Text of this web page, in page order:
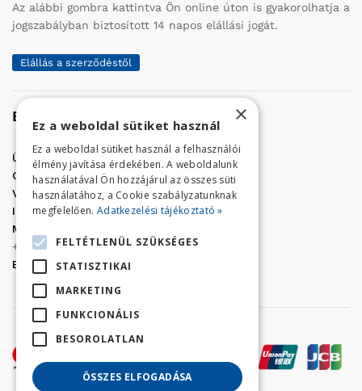
Az alábbi gombra kattintva Ön online úton is gyakorolhatja a
jogszabályban biztosított 14 napos elállási jogát.
Elállás a szerződéstől
Elérhetőség
Üzletünk címe:
Szolnok, Vércse út 17.
Golf Center Áruház:06 (56) 423-324
VÁR-Kert Áruház: 06 (56) 429-771
Iroda:06 (56) 421-857
Megrendelés, termék információ:
+36 (70) 938-3356
E-mail:
golfaruhaz@gmail.com
×
Ez a weboldal sütiket használ
Ez a weboldal sütiket használ a felhasználói
élmény javítása érdekében. A weboldalunk
használatával Ön hozzájárul az összes süti
használatához, a Cookie szabályzatunknak
megfelelően. Adatkezelési tájékoztató »
FELTÉTLENÜL SZÜKSÉGES
STATISZTIKAI
MARKETING
FUNKCIONÁLIS
BESOROLATLAN
ÖSSZES ELFOGADÁSA